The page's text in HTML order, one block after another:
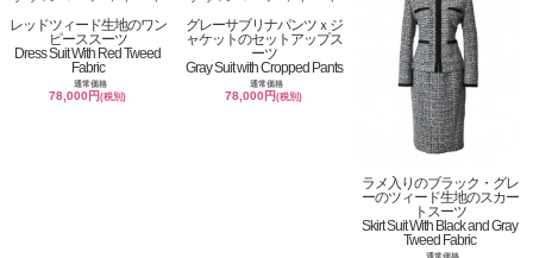
レッドツィード生地のワン
ピーススーツ
Dress Suit With Red Tweed
Fabric
通常価格
78,000円(税別)
グレーサブリナパンツｘジ
ャケットのセットアップス
ーツ
Gray Suit with Cropped Pants
通常価格
78,000円(税別)
ラメ入りのブラック・グレ
ーのツィード生地のスカー
トスーツ
Skirt Suit With Black and Gray
Tweed Fabric